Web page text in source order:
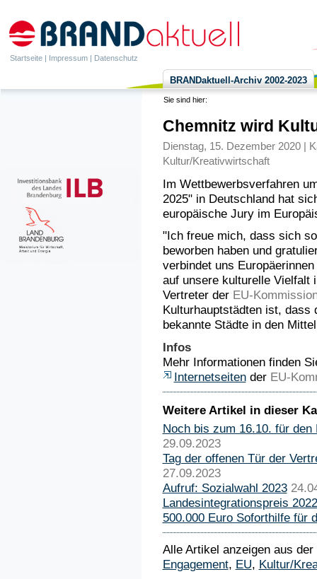
Startseite | Impressum | Datenschutz
BRANDaktuell-Archiv 2002-2023
Sie sind hier:
Chemnitz wird
Dienstag, 15. Dezember 2020 |
Kultur/Kreativwirtschaft
Im Wettbewerbsverfahren
2025" in Deutschland hat
europäische Jury im
"Ich freue mich, dass sich
beworben haben und
verbindet uns
auf unsere kulturelle Vielfalt
Vertreter der EU-
Kulturhauptstädten ist, dass
bekannte Städte in den
Infos
Mehr Informationen finden
Internetseitender EU-
Weitere Artikel in dieser
Noch bis zum 16.10. für
29.09.2023
Tag der offenen Tür der
27.09.2023
Aufruf: Sozialwahl 2023
Landesintegrationspreis
500.000 Euro Soforthilfe für
Alle Artikel anzeigen aus
Engagement, EU, Kultur/